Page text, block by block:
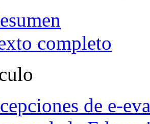
completo
de e-